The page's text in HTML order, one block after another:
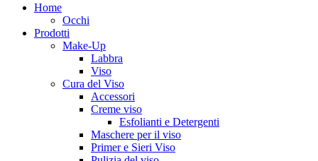
Home
Occhi
Prodotti
Make-Up
Labbra
Viso
Cura del Viso
Accessori
Creme viso
Esfolianti e Detergenti
Maschere per il viso
Primer e Sieri Viso